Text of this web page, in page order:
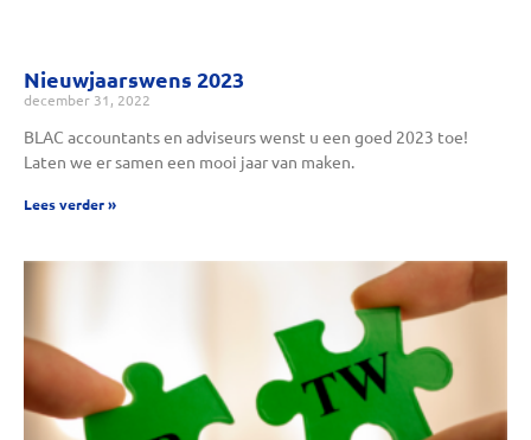
Nieuwjaarswens 2023
december 31, 2022
BLAC accountants en adviseurs wenst u een goed 2023 toe!
Laten we er samen een mooi jaar van maken.
Lees verder »